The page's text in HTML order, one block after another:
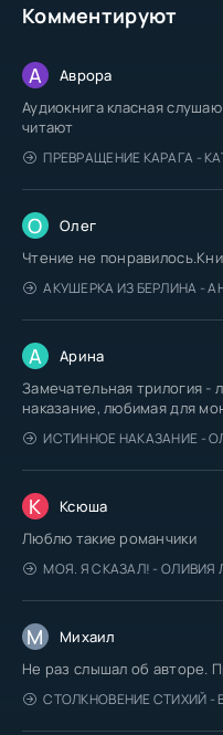
Комментируют
А Аврора
Аудиокнига класная
читают
ПРЕВРАЩЕНИЕ КАРАГА -
О Олег
Чтение не
АКУШЕРКА ИЗ БЕРЛИНА -
А Арина
Замечательная трилогия -
наказание, любимая для
ИСТИННОЕ НАКАЗАНИЕ -
К Ксюша
Люблю такие романчики
МОЯ. Я СКАЗАЛ! - ОЛИВИЯ
М Михаил
Не раз слышал об авторе.
СТОЛКНОВЕНИЕ СТИХИЙ -